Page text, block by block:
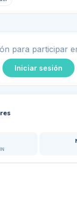
para participar
Iniciar sesión